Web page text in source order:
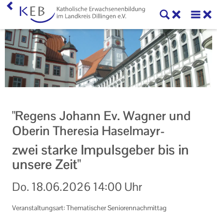
"Regens Johann Ev. Wagner und
Oberin Theresia Haselmayr-
zwei starke Impulsgeber bis in
unsere Zeit"
Do. 18.06.2026 14:00 Uhr
Veranstaltungsart: Thematischer Seniorennachmittag
Home
KEB Dillingen
Willkommen
Vorstand und Beirat der KEB Dillingen
Veranstaltungen
Online-Veranstaltungen
Eltern-Kind-Gruppen in der KEB Dillingen
Veranstaltungen der KEB Dillingen